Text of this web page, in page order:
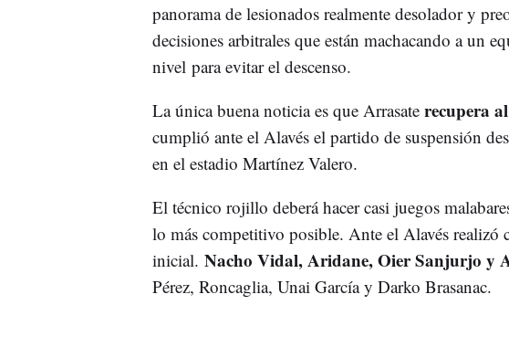
panorama de lesionados realmente desolador y
decisiones arbitrales que están machacando a un
nivel para evitar el descenso.
La única buena noticia es que Arrasaterecupera
cumplió ante el Alavés el partido de suspensión
en el estadio Martínez Valero.
El técnico rojillo deberá hacer casi juegos
lo más competitivo posible. Ante el Alavés realizó
inicial. Nacho Vidal, Aridane, Oier Sanjurjo y
Pérez, Roncaglia, Unai García y Darko Brasanac.